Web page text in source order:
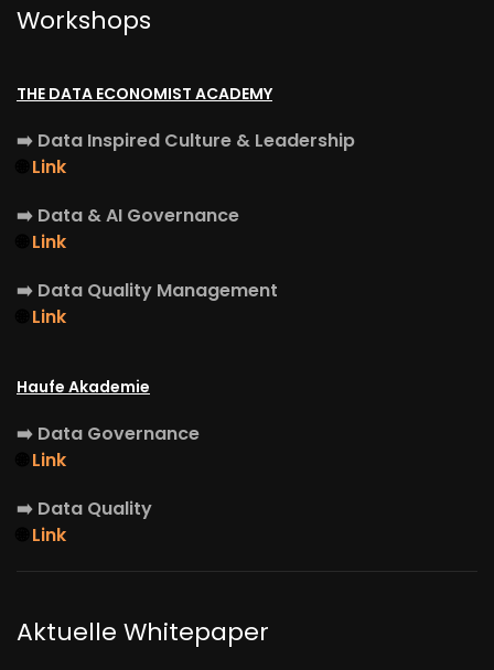
Workshops
THE DATA ECONOMIST ACADEMY
➡️ Data Inspired Culture & Leadership
Link
➡️ Data & AI Governance
Link
➡️ Data Quality Management
Link
Haufe Akademie
➡️ Data Governance
Link
➡️ Data Quality
Link
Aktuelle Whitepaper